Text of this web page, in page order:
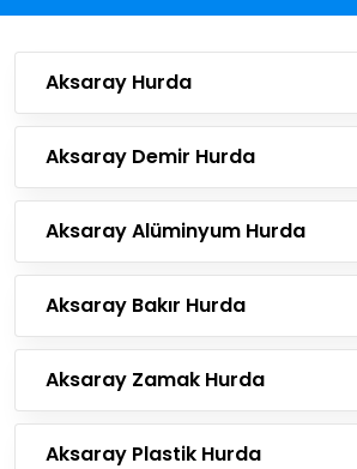
Aksaray Hurda
Aksaray Demir Hurda
Aksaray Alüminyum Hurda
Aksaray Bakır Hurda
Aksaray Zamak Hurda
Aksaray Plastik Hurda